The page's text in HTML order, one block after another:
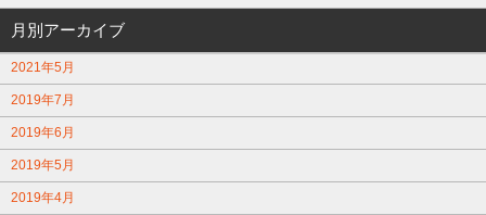
月別アーカイブ
2021年5月
2019年7月
2019年6月
2019年5月
2019年4月